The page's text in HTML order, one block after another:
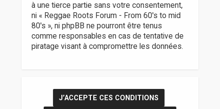
à une tierce partie sans votre consentement,
ni « Reggae Roots Forum - From 60's to mid
80's », ni phpBB ne pourront être tenus
comme responsables en cas de tentative de
piratage visant à compromettre les données.